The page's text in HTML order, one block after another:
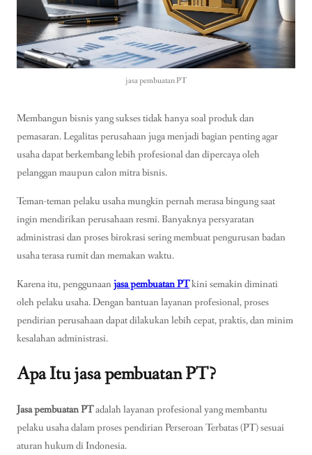
jasa pembuatan PT
Membangun bisnis yang sukses tidak hanya soal produk dan
pemasaran. Legalitas perusahaan juga menjadi bagian penting agar
usaha dapat berkembang lebih profesional dan dipercaya oleh
pelanggan maupun calon mitra bisnis.
Teman-teman pelaku usaha mungkin pernah merasa bingung saat
ingin mendirikan perusahaan resmi. Banyaknya persyaratan
administrasi dan proses birokrasi sering membuat pengurusan badan
usaha terasa rumit dan memakan waktu.
Karena itu, penggunaanjasa pembuatan PTkini semakin diminati
oleh pelaku usaha. Dengan bantuan layanan profesional, proses
pendirian perusahaan dapat dilakukan lebih cepat, praktis, dan minim
kesalahan administrasi.
Apa Itujasa pembuatan PT?
Jasa pembuatan PTadalah layanan profesional yang membantu
pelaku usaha dalam proses pendirian Perseroan Terbatas (PT) sesuai
aturan hukum di Indonesia.